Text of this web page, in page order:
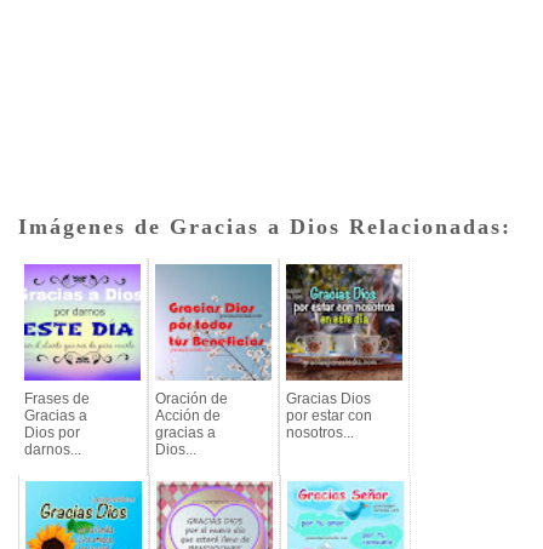
Imágenes de Gracias a Dios Relacionadas:
Frases de
Gracias a
Dios por
darnos...
Oración de
Acción de
gracias a
Dios...
Gracias Dios
por estar con
nosotros...